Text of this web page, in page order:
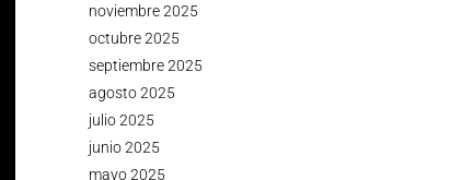
noviembre 2025
octubre 2025
septiembre 2025
agosto 2025
julio 2025
junio 2025
mayo 2025